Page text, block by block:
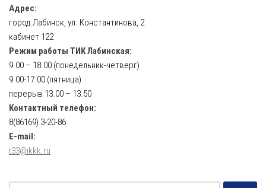
Адрес:
город Лабинск, ул. Константинова, 2
кабинет 122
Режим работы ТИК Лабинская:
9.00 – 18.00 (понедельник-четверг)
9.00-17.00 (пятница)
перерыв 13.00 – 13.50
Контактный телефон:
8(86169) 3-20-86
E-mail:
t33@ikkk.ru